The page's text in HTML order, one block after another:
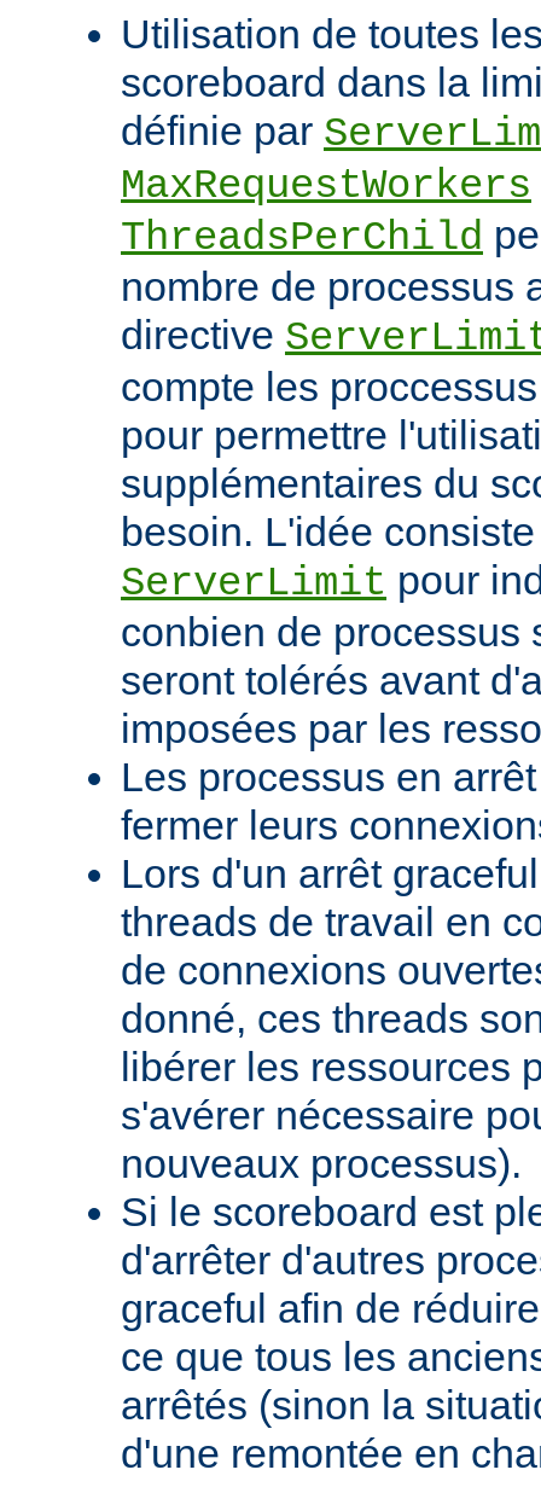
Utilisation de toutes
scoreboard dans la
définie par
MaxRequestWorkers
ThreadsPerChild
nombre de processus
directive
compte les
pour permettre
supplémentaires du
besoin. L'idée
ServerLimit pour
conbien de processus
seront tolérés avant
imposées par les
Les processus en
fermer leurs
Lors d'un arrêt
threads de travail en
de connexions
donné, ces threads
libérer les ressources
s'avérer nécessaire
nouveaux processus).
Si le scoreboard est
d'arrêter d'autres
graceful afin de
ce que tous les
arrêtés (sinon la
d'une remontée en